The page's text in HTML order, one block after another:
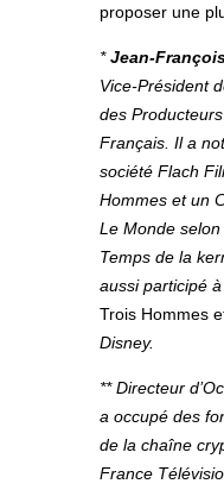
proposer une
*Jean-
Vice-Président
des
Français. Il a
société Flach
Hommes et un
Le Monde
Temps de la
aussi participé
Trois Hommes
Disney.
** Directeur
a occupé des
de la chaîne
France